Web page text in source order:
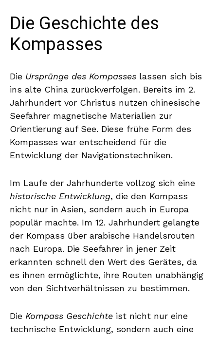
Die Geschichte des
Kompasses
Die Ursprünge des Kompasses lassen sich bis
ins alte China zurückverfolgen. Bereits im 2.
Jahrhundert vor Christus nutzen chinesische
Seefahrer magnetische Materialien zur
Orientierung auf See. Diese frühe Form des
Kompasses war entscheidend für die
Entwicklung der Navigationstechniken.
Im Laufe der Jahrhunderte vollzog sich eine
historische Entwicklung, die den Kompass
nicht nur in Asien, sondern auch in Europa
populär machte. Im 12. Jahrhundert gelangte
der Kompass über arabische Handelsrouten
nach Europa. Die Seefahrer in jener Zeit
erkannten schnell den Wert des Gerätes, da
es ihnen ermöglichte, ihre Routen unabhängig
von den Sichtverhältnissen zu bestimmen.
Die Kompass Geschichte ist nicht nur eine
technische Entwicklung, sondern auch eine